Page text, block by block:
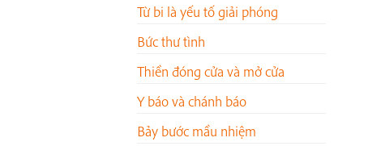
Từ bi là yếu tố giải phóng
Bức thư tình
Thiền đóng cửa và mở cửa
Y báo và chánh báo
Bảy bước mầu nhiệm